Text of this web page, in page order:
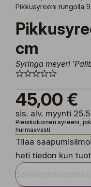
Pikkusyreeni rungolla
Pikkusyreeni rungolla 90
cm
Syringa meyeri
45,00 €
sis. alv. myynti
Pienikokoinen syreeni,
hurmaavasti
Tilaa
heti tiedon kun